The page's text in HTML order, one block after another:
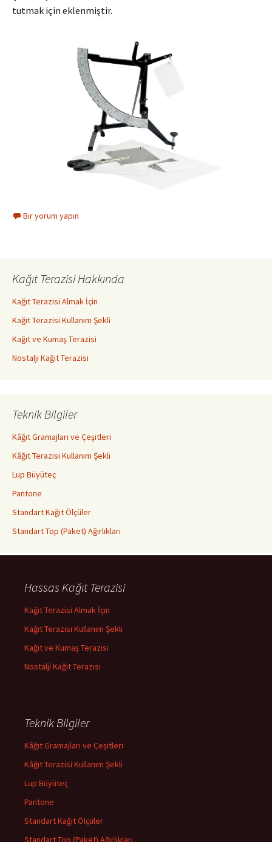
tutmak için eklenmiştir.
Bir yorum yapın
Kağıt Terazisi Hakkında
Kağıt Terazisi Almak İçin
Kağıt Terazisi Kullanım Şekli
Kağıt ve Kumaş Terazisi
Nostalji Kağıt Terazisi
Teknik Bilgiler
Kâğıt Gramajları ve Çeşitleri
Kâğıt Terazisi Kullanım Şekli
Lup Büyüteç
Pantone
Standart Kağıt Ölçüler
Standart Top (Paket) Ağırlıkları
Hassas Kağıt Terazisi
Kağıt Terazisi Almak İçin
Kağıt Terazisi Kullanım Şekli
Kağıt ve Kumaş Terazisi
Nostalji Kağıt Terazisi
Teknik Bilgiler
Kâğıt Gramajları ve Çeşitleri
Kâğıt Terazisi Kullanım Şekli
Lup Büyüteç
Pantone
Standart Kağıt Ölçüler